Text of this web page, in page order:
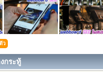
ว
กระทู้